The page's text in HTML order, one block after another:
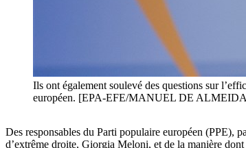
Ils ont également soulevé des questions sur
européen. [EPA-EFE/MANUEL DE
Des responsables du Parti populaire européen (PPE),
d’extrême droite, Giorgia Meloni, et de la manière